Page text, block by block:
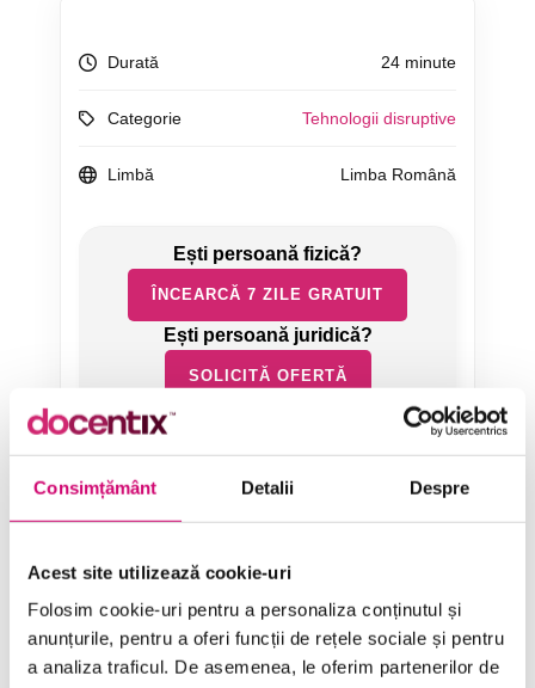
Consimțământ Detalii Despre
Acest site utilizează cookie-uri
Folosim cookie-uri pentru a personaliza conținutul și
anunțurile, pentru a oferi funcții de rețele sociale și pentru
a analiza traficul. De asemenea, le oferim partenerilor de
Durată 24 minute
Categorie Tehnologii disruptive
Limbă Limba Română
ÎNCEARCĂ 7 ZILE GRATUIT
SOLICITĂ OFERTĂ
Categorii de Cursuri
Comunicare